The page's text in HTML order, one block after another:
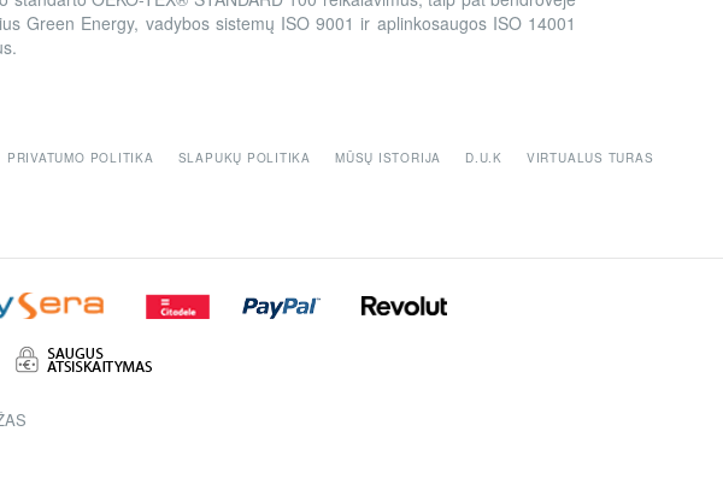
Green Energy, vadybos sistemų ISO 9001 ir aplinkosaugos ISO 14001
PRIVATUMO POLITIKA SLAPUKŲ POLITIKA MŪSŲ ISTORIJA D.U.K VIRTUALUS TURAS